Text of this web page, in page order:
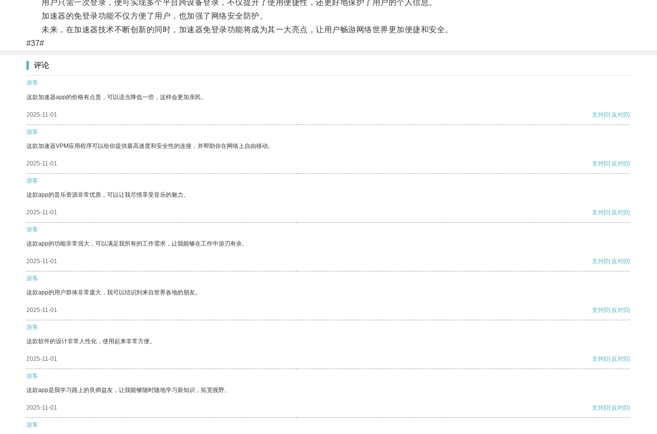
用户只需一次登录，便可实现多个平台跨设备登录，不仅提升了使用便捷性，还更好地保护了用户的个人信息。
加速器的免登录功能不仅方便了用户，也加强了网络安全防护。
未来，在加速器技术不断创新的同时，加速器免登录功能将成为其一大亮点，让用户畅游网络世界更加便捷和安全。
#37#
评论
游客
这款加速器app的价格有点贵，可以适当降低一些，这样会更加亲民。
2025-11-01 支持[0] 反对[0]
游客
这款加速器VPM应用程序可以给你提供最高速度和安全性的连接，并帮助你在网络上自由移动。
2025-11-01 支持[0] 反对[0]
游客
这款app的音乐资源非常优质，可以让我尽情享受音乐的魅力。
2025-11-01 支持[0] 反对[0]
游客
这款app的功能非常强大，可以满足我所有的工作需求，让我能够在工作中游刃有余。
2025-11-01 支持[0] 反对[0]
游客
这款app的用户群体非常庞大，我可以结识到来自世界各地的朋友。
2025-11-01 支持[0] 反对[0]
游客
这款软件的设计非常人性化，使用起来非常方便。
2025-11-01 支持[0] 反对[0]
游客
这款app是我学习路上的良师益友，让我能够随时随地学习新知识，拓宽视野。
2025-11-01 支持[0] 反对[0]
游客